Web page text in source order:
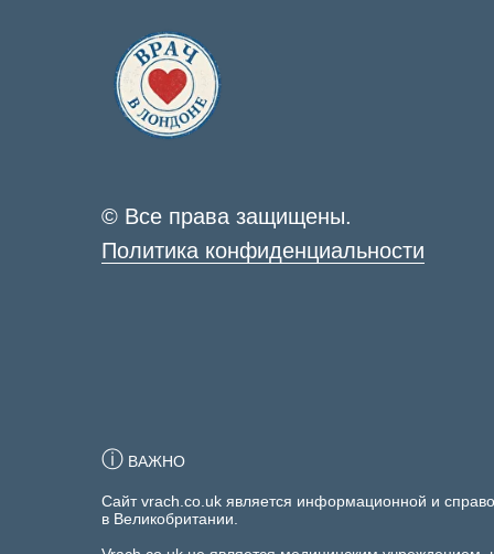
© Все права защищены.
Политика конфиденциальности
ⓘ ВАЖНО
Сайт vrach.co.uk является информационной и
в Великобритании.